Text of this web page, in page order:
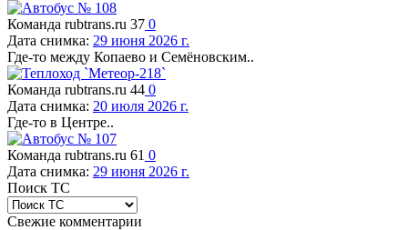
Команда rubtrans.ru 37 0
Дата снимка: 29 июня 2026 г.
Где-то между Копаево и Семёновским..
Команда rubtrans.ru 44 0
Дата снимка: 20 июля 2026 г.
Где-то в Центре..
Команда rubtrans.ru 61 0
Дата снимка: 29 июня 2026 г.
Поиск ТС
Свежие комментарии